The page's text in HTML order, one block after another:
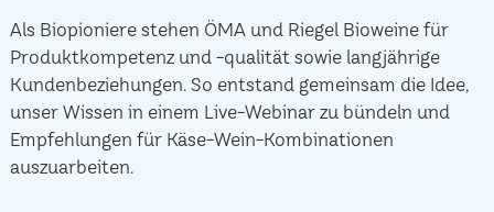
Als Biopioniere stehen ÖMA und Riegel Bioweine für
Produktkompetenz und -qualität sowie langjährige
Kundenbeziehungen. So entstand gemeinsam die Idee,
unser Wissen in einem Live-Webinar zu bündeln und
Empfehlungen für Käse-Wein-Kombinationen
auszuarbeiten.